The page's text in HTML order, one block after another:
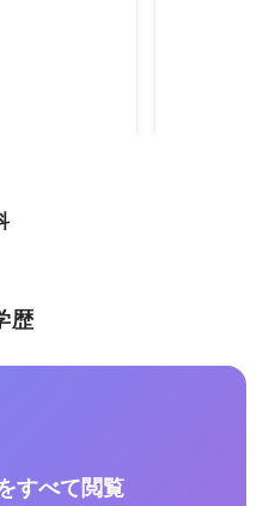
歴
すべて閲覧